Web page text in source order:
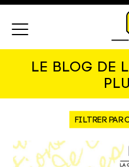
LE BLOG DE